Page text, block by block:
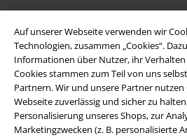
Auf unserer Webseite verwenden wir
Technologien, zusammen „Cookies“.
Informationen über Nutzer, ihr Verhalten
Cookies stammen zum Teil von uns
Partnern. Wir und unsere Partner nutzen
Webseite zuverlässig und sicher zu
Personalisierung unseres Shops, zur
Marketingzwecken (z. B. personalisierte
EMP App
Lade dir jetzt kostenlos unsere neue
die vielen neuen